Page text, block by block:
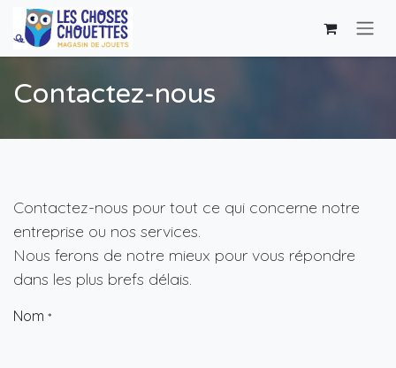
Skip to Content
Contactez-nous
Contactez-nous pour tout ce qui concerne notre
entreprise ou nos services.
Nous ferons de notre mieux pour vous répondre
dans les plus brefs délais.
Nom *